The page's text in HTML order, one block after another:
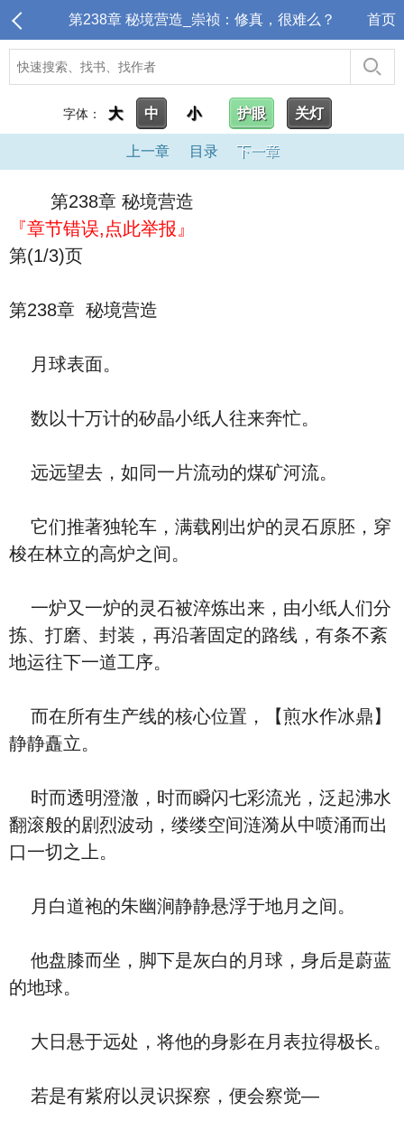
第238章 秘境营造_崇祯：修真，很难么？ 首页
字体： 大 中 小 护眼 关灯
上一章 目录 下一章
第238章 秘境营造
『章节错误,点此举报』
第(1/3)页
第238章 秘境营造
月球表面。
数以十万计的矽晶小纸人往来奔忙。
远远望去，如同一片流动的煤矿河流。
它们推著独轮车，满载刚出炉的灵石原胚，穿
梭在林立的高炉之间。
一炉又一炉的灵石被淬炼出来，由小纸人们分
拣、打磨、封装，再沿著固定的路线，有条不紊
地运往下一道工序。
而在所有生产线的核心位置，【煎水作冰鼎】
静静矗立。
时而透明澄澈，时而瞬闪七彩流光，泛起沸水
翻滚般的剧烈波动，缕缕空间涟漪从中喷涌而出
口一切之上。
月白道袍的朱幽涧静静悬浮于地月之间。
他盘膝而坐，脚下是灰白的月球，身后是蔚蓝
的地球。
大日悬于远处，将他的身影在月表拉得极长。
若是有紫府以灵识探察，便会察觉—